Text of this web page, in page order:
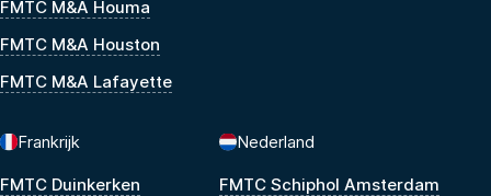
FMTC M&A Houma
FMTC M&A Houston
FMTC M&A Lafayette
Frankrijk
FMTC Duinkerken
Nederland
FMTC Schiphol Amsterdam